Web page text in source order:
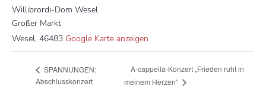
Willibrordi-Dom Wesel
Großer Markt
Wesel, 46483 Google Karte anzeigen
SPANNUNGEN:
Abschlusskonzert
A-cappella-Konzert „Frieden ruht in
meinem Herzen“